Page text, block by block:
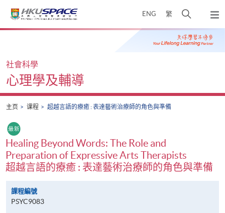
ENG 繁
开
搜
寻
弹
出
主
Main
社會科學
心理學及輔導
主页 课程 超越言語的療癒 : 表達藝術治療師的角色與準備
Healing Beyond Words: The Role and
Preparation of Expressive Arts Therapists
超越言語的療癒 : 表達藝術治療師的角色與準備
課程編號
PSYC9083